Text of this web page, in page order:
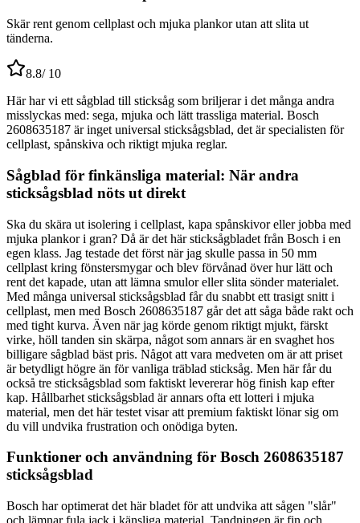
Skär rent genom cellplast och mjuka plankor utan att slita ut
tänderna.
8.8/ 10
Här har vi ett sågblad till sticksåg som briljerar i det många andra
misslyckas med: sega, mjuka och lätt trassliga material. Bosch
2608635187 är inget universal sticksågsblad, det är specialisten för
cellplast, spånskiva och riktigt mjuka reglar.
Sågblad för finkänsliga material: När andra
sticksågsblad nöts ut direkt
Ska du skära ut isolering i cellplast, kapa spånskivor eller jobba med
mjuka plankor i gran? Då är det här sticksågbladet från Bosch i en
egen klass. Jag testade det först när jag skulle passa in 50 mm
cellplast kring fönstersmygar och blev förvånad över hur lätt och
rent det kapade, utan att lämna smulor eller slita sönder materialet.
Med många universal sticksågsblad får du snabbt ett trasigt snitt i
cellplast, men med Bosch 2608635187 går det att såga både rakt och
med tight kurva. Även när jag körde genom riktigt mjukt, färskt
virke, höll tanden sin skärpa, något som annars är en svaghet hos
billigare sågblad bäst pris. Något att vara medveten om är att priset
är betydligt högre än för vanliga träblad sticksåg. Men här får du
också tre sticksågsblad som faktiskt levererar hög finish kap efter
kap. Hållbarhet sticksågsblad är annars ofta ett lotteri i mjuka
material, men det här testet visar att premium faktiskt lönar sig om
du vill undvika frustration och onödiga byten.
Funktioner och användning för Bosch 2608635187
sticksågsblad
Bosch har optimerat det här bladet för att undvika att sågen "slår"
och lämnar fula jack i känsliga material. Tandningen är fin och